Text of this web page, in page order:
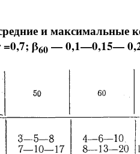
и максимальные
β60 — 0,1—0,15—